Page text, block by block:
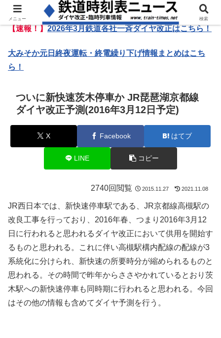
【速報！】2026年3月鉄道各社一斉ダイヤ改正はこちら！
大みそか元日終夜運転・終電繰り下げ情報まとめはこち
ら！
ついに新快速茨木停車か JR琵琶湖京都線
ダイヤ改正予測(2016年3月12日予定)
X Facebook はてブ
LINE コピー
2740回閲覧 2015.11.27 2021.11.08
JR西日本では、新快速停車駅である、JR京都線高槻駅の
改良工事を行っており、2016年春、つまり2016年3月12
日に行われると思われるダイヤ改正において供用を開始す
るものと思われる。これに伴い高槻駅構内配線の配線が3
系統化に分けられ、新快速の所要時分が縮められるものと
思われる。その時間で昨年からささやかれているとおり茨
木駅への新快速停車も同時期に行われると思われる。今回
はその他の情報も含めてダイヤ予測を行う。
メニュー 検索